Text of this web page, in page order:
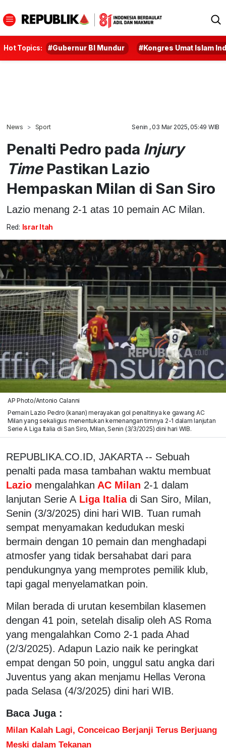
Hot Topics: #Gubernur BI Mundur #Kongres Umat Islam
News Sport Senin , 03 Mar 2025, 05:49 WIB
Penalti Pedro pada Injury
TimePastikan Lazio
Hempaskan Milan di San Siro
Lazio menang 2-1 atas 10 pemain AC Milan.
Red: Israr Itah
AP Photo/Antonio Calanni
Pemain Lazio Pedro (kanan) merayakan gol penaltinya ke gawang AC
Milan yang sekaligus menentukan kemenangan timnya 2-1 dalam lanjutan
Serie A Liga Italia di San Siro, Milan, Senin (3/3/2025) dini hari WIB.
REPUBLIKA.CO.ID, JAKARTA -- Sebuah
penalti pada masa tambahan waktu membuat
Lazio mengalahkan AC Milan 2-1 dalam
lanjutan Serie A Liga Italia di San Siro, Milan,
Senin (3/3/2025) dini hari WIB. Tuan rumah
sempat menyamakan kedudukan meski
bermain dengan 10 pemain dan menghadapi
atmosfer yang tidak bersahabat dari para
pendukungnya yang memprotes pemilik klub,
tapi gagal menyelamatkan poin.
Milan berada di urutan kesembilan klasemen
dengan 41 poin, setelah disalip oleh AS Roma
yang mengalahkan Como 2-1 pada Ahad
(2/3/2025). Adapun Lazio naik ke peringkat
empat dengan 50 poin, unggul satu angka dari
Juventus yang akan menjamu Hellas Verona
pada Selasa (4/3/2025) dini hari WIB.
Baca Juga :
Milan Kalah Lagi, Conceicao Berjanji Terus Berjuang
Meski dalam Tekanan